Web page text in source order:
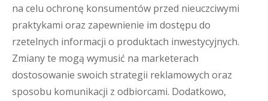
na celu ochronę konsumentów przed nieuczciwymi
praktykami oraz zapewnienie im dostępu do
rzetelnych informacji o produktach inwestycyjnych.
Zmiany te mogą wymusić na marketerach
dostosowanie swoich strategii reklamowych oraz
sposobu komunikacji z odbiorcami. Dodatkowo,